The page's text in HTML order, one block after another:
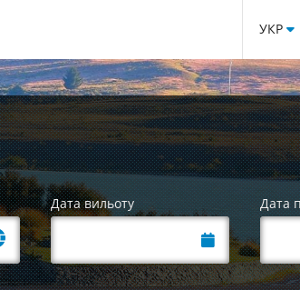
УКР
Дата вильоту Дата